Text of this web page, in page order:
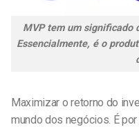
MVP tem um significado
Essencialmente, é o
Maximizar o retorno do
mundo dos negócios. É